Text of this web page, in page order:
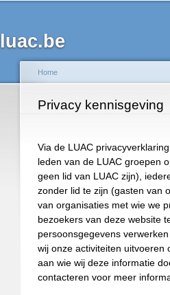
luac.be
U bent hier
Home
Privacy kennisgeving
Via de LUAC
leden van de LUAC groepen
geen lid van LUAC zijn),
zonder lid te zijn (gasten van
van organisaties met wie we
bezoekers van deze website
persoonsgegevens
wij onze activiteiten uitvoeren
aan wie wij deze informatie
contacteren voor meer